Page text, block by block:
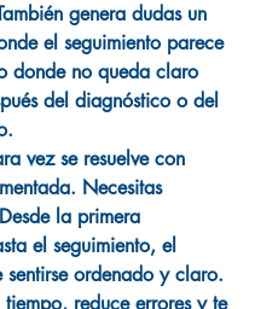
genera dudas un
el seguimiento parece
donde no queda claro
del diagnóstico o del
vez se resuelve con
Necesitas
la primera
el seguimiento, el
sentirse ordenado y claro.
tiempo, reduce errores y te